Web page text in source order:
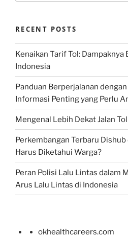
RECENT POSTS
Kenaikan Tarif Tol: Dampaknya
Indonesia
Panduan Berperjalanan
Informasi Penting yang Perlu
Mengenal Lebih Dekat Jalan
Perkembangan Terbaru
Harus Diketahui Warga?
Peran Polisi Lalu Lintas dalam
Arus Lalu Lintas di Indonesia
okhealthcareers.com